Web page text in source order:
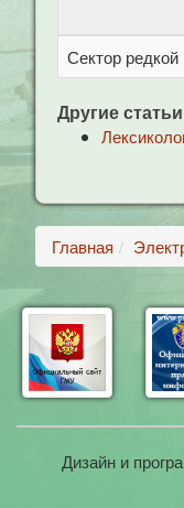
Сектор редкой
Другие
Главная
Дизайн и